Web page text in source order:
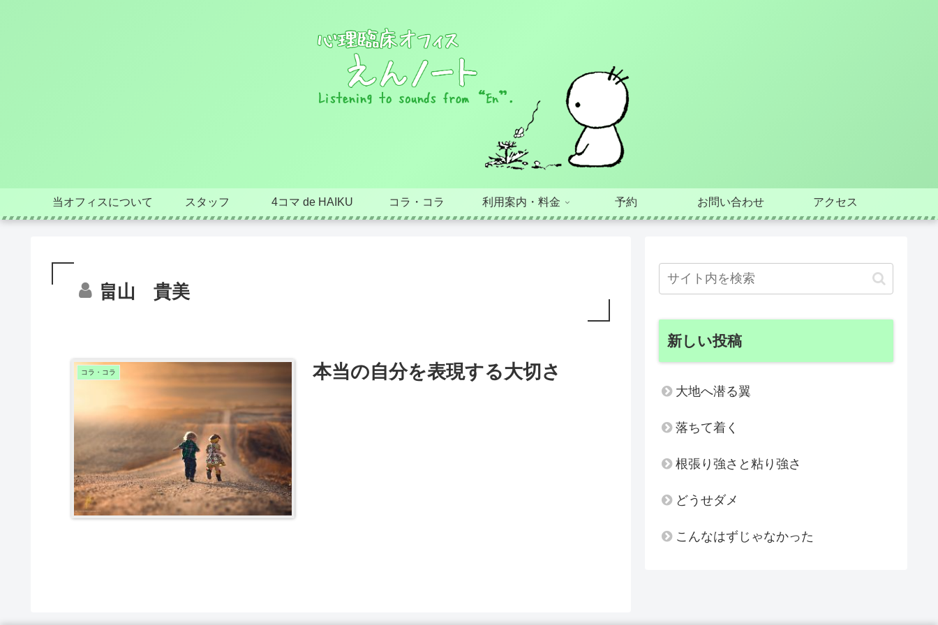
当オフィスについて スタッフ 4コマ de HAIKU コラ・コラ 利用案内・料金 予約 お問い合わせ アクセス
畠山 貴美
コラ・コラ 本当の自分を表現する大切さ
新しい投稿
大地へ潜る翼
落ちて着く
根張り強さと粘り強さ
どうせダメ
こんなはずじゃなかった